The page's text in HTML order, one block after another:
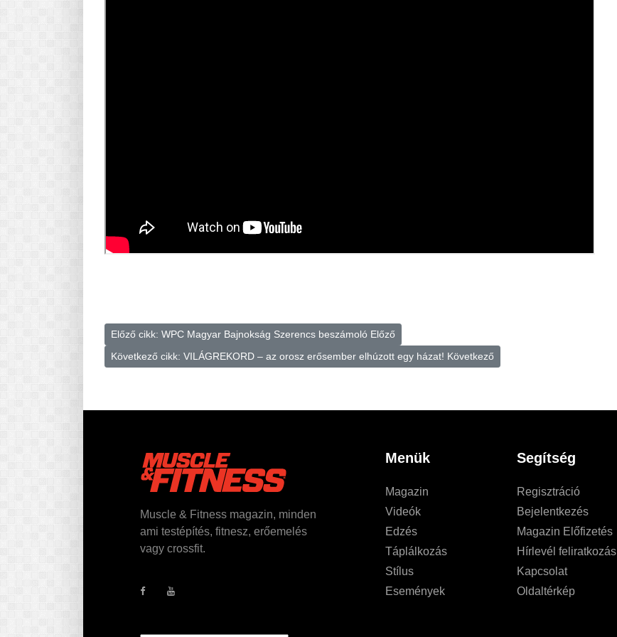
Előző cikk: WPC Magyar Bajnokság Szerencs beszámoló Előző
Következő cikk: VILÁGREKORD – az orosz erősember elhúzott egy házat! Következő
Muscle & Fitness magazin, minden
ami testépítés, fitnesz, erőemelés
vagy crossfit.
Menük
Magazin
Videók
Edzés
Táplálkozás
Stílus
Események
Segítség
Regisztráció
Bejelentkezés
Magazin Előfizetés
Hírlevél feliratkozás
Kapcsolat
Oldaltérkép